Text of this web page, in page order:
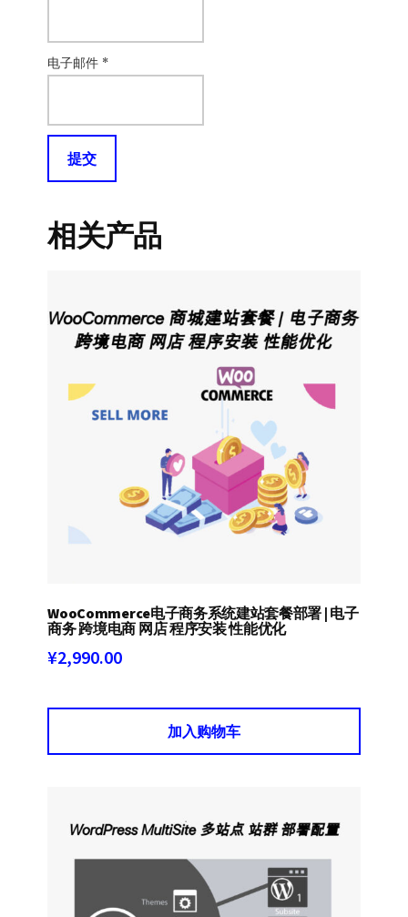
电子邮件 *
相关产品
WooCommerce电子商务系统建站套餐部署 | 电子
商务 跨境电商 网店 程序安装 性能优化
¥2,990.00
加入购物车